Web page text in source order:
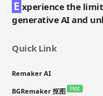
E xperience the
generative AI and
Quick Link
Remaker AI
BGRemaker 抠图 Hot